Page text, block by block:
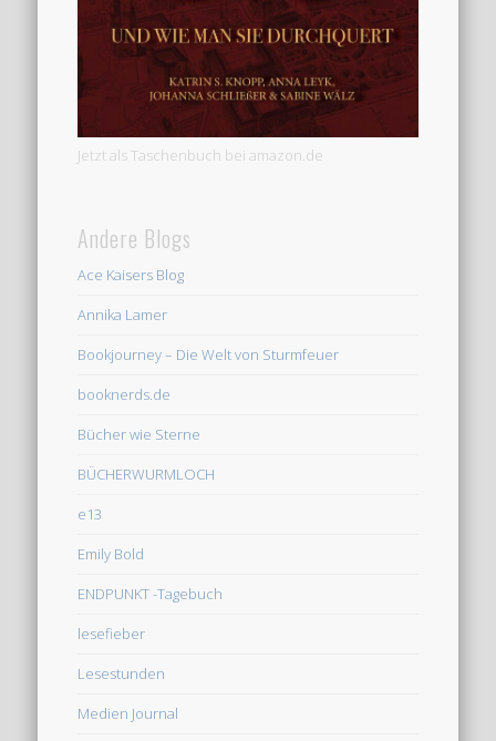
Jetzt als Taschenbuch bei amazon.de
Andere Blogs
Ace Kaisers Blog
Annika Lamer
Bookjourney – Die Welt von Sturmfeuer
booknerds.de
Bücher wie Sterne
BÜCHERWURMLOCH
e13
Emily Bold
ENDPUNKT -Tagebuch
lesefieber
Lesestunden
Medien Journal